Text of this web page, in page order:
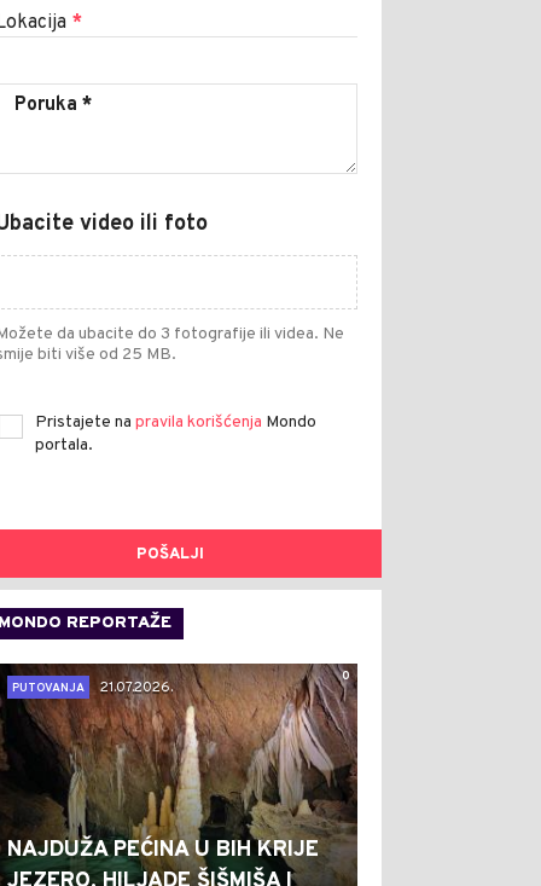
*
video ili foto
da ubacite do 3 fotografije ili videa. Ne
biti više od 25 MB.
Pristajete na pravila korišćenja Mondo
portala.
POŠALJI
MONDO REPORTAŽE
0
PUTOVANJA
21.07.2026.
NAJDUŽA PEĆINA U BIH KRIJE